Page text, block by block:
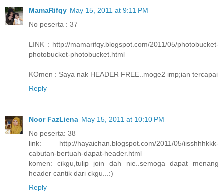
MamaRifqy May 15, 2011 at 9:11 PM
No peserta : 37
LINK : http://mamarifqy.blogspot.com/2011/05/photobucket-
photobucket-photobucket.html
KOmen : Saya nak HEADER FREE..moge2 imp;ian tercapai
Reply
Noor FazLiena May 15, 2011 at 10:10 PM
No peserta: 38
link: http://hayaichan.blogspot.com/2011/05/iisshhhkkk-
cabutan-bertuah-dapat-header.html
komen: cikgu,tulip join dah nie..semoga dapat menang
header cantik dari ckgu...:)
Reply